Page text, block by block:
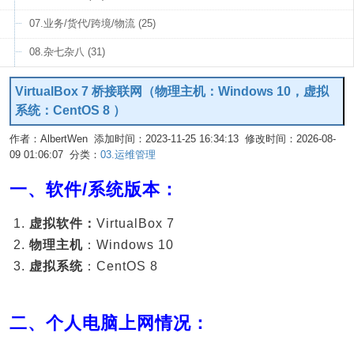
07.业务/货代/跨境/物流 (25)
08.杂七杂八 (31)
VirtualBox 7 桥接联网（物理主机：Windows 10，虚拟
系统：CentOS 8 ）
作者：AlbertWen 添加时间：2023-11-25 16:34:13 修改时间：2026-08-
09 01:06:07 分类： 03.运维管理
一、软件/系统版本：
虚拟软件： VirtualBox 7
物理主机 ：Windows 10
虚拟系统 ：CentOS 8
二、个人电脑上网情况：